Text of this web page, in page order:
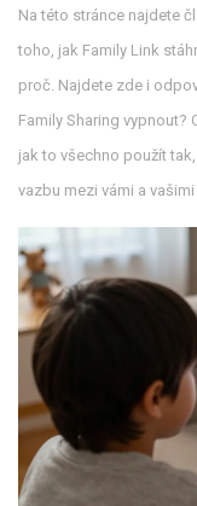
Na této stránce najdete
toho, jak Family Link
proč. Najdete zde i
Family Sharing vypnout?
jak to všechno použít
vazbu mezi vámi a